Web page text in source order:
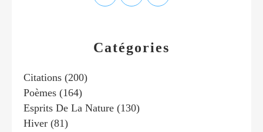
Catégories
Citations (200)
Poèmes (164)
Esprits De La Nature (130)
Hiver (81)